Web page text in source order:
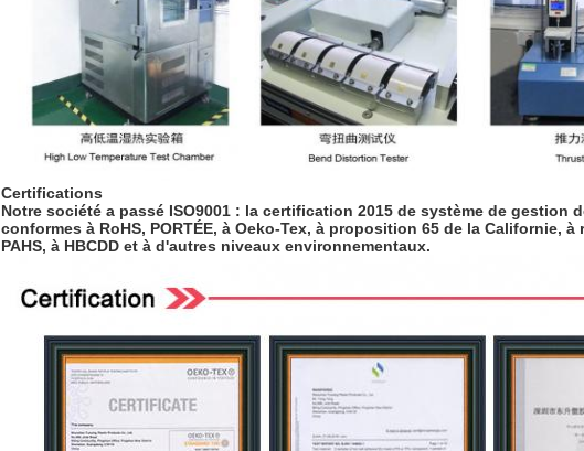
Certifications
Notre société a passé ISO9001 : la certification 2015 de système de
conformes à RoHS, PORTÉE, à Oeko-Tex, à proposition 65 de la Californie,
PAHS, à HBCDD et à d'autres niveaux environnementaux.